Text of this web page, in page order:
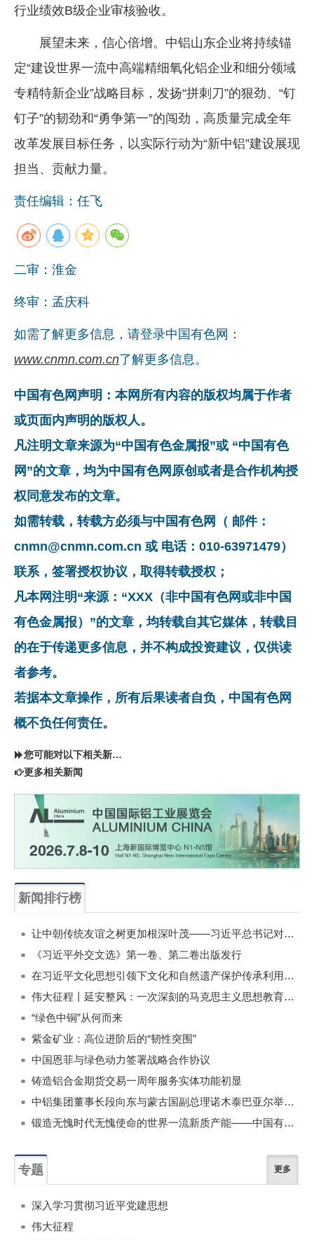
行业绩效B级企业审核验收。
展望未来，信心倍增。中铝山东企业将持续锚
定“建设世界一流中高端精细氧化铝企业和细分领域
专精特新企业”战略目标，发扬“拼刺刀”的狠劲、“钉
钉子”的韧劲和“勇争第一”的闯劲，高质量完成全年
改革发展目标任务，以实际行动为“新中铝”建设展现
担当、贡献力量。
责任编辑：任飞
二审：淮金
终审：孟庆科
如需了解更多信息，请登录中国有色网：
www.cnmn.com.cn了解更多信息。
中国有色网声明：本网所有内容的版权均属于作者
或页面内声明的版权人。
凡注明文章来源为“中国有色金属报”或 “中国有色
网”的文章，均为中国有色网原创或者是合作机构授
权同意发布的文章。
如需转载，转载方必须与中国有色网（ 邮件：
cnmn@cnmn.com.cn 或 电话：010-63971479）
联系，签署授权协议，取得转载授权；
凡本网注明“来源：“XXX（非中国有色网或非中国
有色金属报）”的文章，均转载自其它媒体，转载目
的在于传递更多信息，并不构成投资建议，仅供读
者参考。
若据本文章操作，所有后果读者自负，中国有色网
概不负任何责任。
您可能对以下相关新闻同样感兴趣
更多相关新闻
新闻排行榜
让中朝传统友谊之树更加根深叶茂——习近平总书记对朝鲜进行国事访问纪实
《习近平外交文选》第一卷、第二卷出版发行
在习近平文化思想引领下文化和自然遗产保护传承利用工作开创新局面
伟大征程丨延安整风：一次深刻的马克思主义思想教育运动
“绿色中铜”从何而来
紫金矿业：高位进阶后的“韧性突围”
中国恩菲与绿色动力签署战略合作协议
铸造铝合金期货交易一周年服务实体功能初显
中铝集团董事长段向东与蒙古国副总理诺木泰巴亚尔举行会谈
锻造无愧时代无愧使命的世界一流新质产能——中国有色金属工业的战略应对与破局之道（二）
专题 更多
深入学习贯彻习近平党建思想
伟大征程